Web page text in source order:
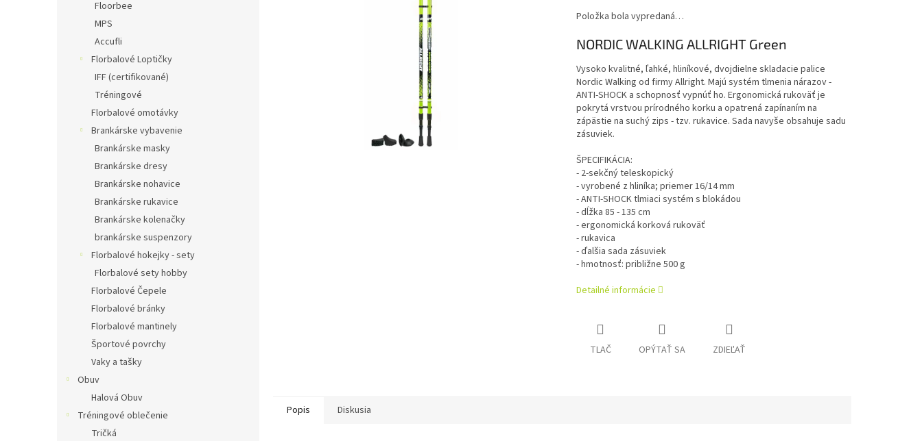
Floorbee
MPS
Accufli
Florbalové Loptičky
IFF (certifikované)
Tréningové
Florbalové omotávky
Brankárske vybavenie
Brankárske masky
Brankárske dresy
Brankárske nohavice
Brankárske rukavice
Brankárske kolenačky
brankárske suspenzory
Florbalové hokejky - sety
Florbalové sety hobby
Florbalové Čepele
Florbalové bránky
Florbalové mantinely
Športové povrchy
Vaky a tašky
Obuv
Halová Obuv
Tréningové oblečenie
Tričká
Položka bola vypredaná…
NORDIC WALKING ALLRIGHT Green
Vysoko kvalitné, ľahké, hliníkové, dvojdielne skladacie palice
Nordic Walking od firmy Allright. Majú systém tlmenia nárazov -
ANTI-SHOCK a schopnosť vypnúť ho. Ergonomická rukoväť je
pokrytá vrstvou prírodného korku a opatrená zapínaním na
zápästie na suchý zips - tzv. rukavice. Sada navyše obsahuje sadu
zásuviek.
ŠPECIFIKÁCIA:
- 2-sekčný teleskopický
- vyrobené z hliníka; priemer 16/14 mm
- ANTI-SHOCK tlmiaci systém s blokádou
- dĺžka 85 - 135 cm
- ergonomická korková rukoväť
- rukavica
- ďalšia sada zásuviek
- hmotnosť: približne 500 g
Detailné informácie
TLAČ OPÝTAŤ SA ZDIEĽAŤ
Popis Diskusia